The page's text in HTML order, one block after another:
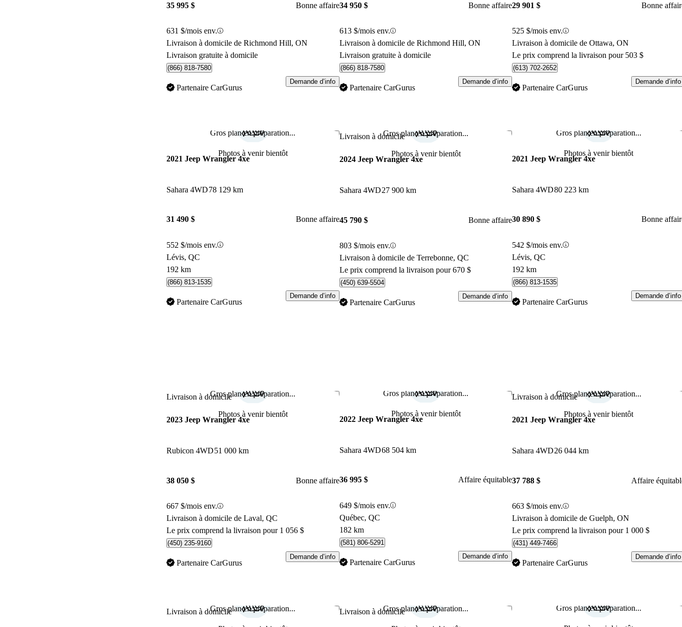
35 995 $ Bonne affaire
631 $/mois env.
Livraison à domicile de Richmond Hill, ON
Livraison gratuite à domicile
(866) 818-7580
Partenaire CarGurus
Demande d’info
34 950 $ Bonne affaire
613 $/mois env.
Livraison à domicile de Richmond Hill, ON
Livraison gratuite à domicile
(866) 818-7580
Partenaire CarGurus
Demande d’info
29 901 $ Bonne
525 $/mois env.
Livraison à domicile de Ottawa, ON
Le prix comprend la livraison pour 503 $
(613) 702-2652
Partenaire CarGurus
Demande d’info
Gros plan en préparation...
Photos à venir bientôt
Enregistrer cette annonce
2021 Jeep Wrangler 4xe
Sahara 4WD78 129 km
31 490 $ Bonne affaire
552 $/mois env.
Lévis, QC
192 km
(866) 813-1535
Partenaire CarGurus
Demande d’info
Gros plan en préparation...
Photos à venir bientôt
Livraison à domicile Enregistrer cette annonce
2024 Jeep Wrangler 4xe
Sahara 4WD27 900 km
45 790 $ Bonne affaire
803 $/mois env.
Livraison à domicile de Terrebonne, QC
Le prix comprend la livraison pour 670 $
(450) 639-5504
Partenaire CarGurus
Demande d’info
Gros plan en préparation...
Photos à venir bientôt
2021 Jeep Wrangler 4xe
Sahara 4WD80 223 km
30 890 $ Bonne
542 $/mois env.
Lévis, QC
192 km
(866) 813-1535
Partenaire CarGurus
Demande d’info
Gros plan en préparation...
Photos à venir bientôt
Livraison à domicile Enregistrer cette annonce
2023 Jeep Wrangler 4xe
Rubicon 4WD51 000 km
38 050 $ Bonne affaire
667 $/mois env.
Livraison à domicile de Laval, QC
Le prix comprend la livraison pour 1 056 $
(450) 235-9160
Partenaire CarGurus
Demande d’info
Gros plan en préparation...
Photos à venir bientôt
Enregistrer cette annonce
2022 Jeep Wrangler 4xe
Sahara 4WD68 504 km
36 995 $ Affaire équitable
649 $/mois env.
Québec, QC
182 km
(581) 806-5291
Partenaire CarGurus
Demande d’info
Gros plan en préparation...
Photos à venir bientôt
Livraison à domicile
2021 Jeep Wrangler 4xe
Sahara 4WD26 044 km
37 788 $ Affaire
663 $/mois env.
Livraison à domicile de Guelph, ON
Le prix comprend la livraison pour 1 000 $
(431) 449-7466
Partenaire CarGurus
Demande d’info
Gros plan en préparation...
Livraison à domicile Enregistrer cette annonceGros plan en préparation...
Livraison à domicile Enregistrer cette annonceGros plan en préparation...